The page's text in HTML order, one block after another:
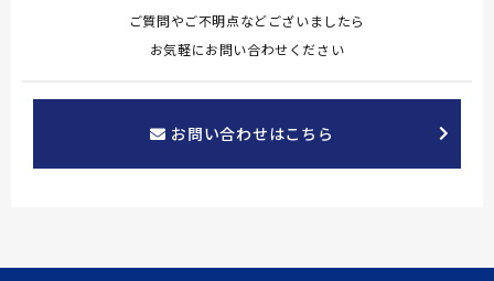
ご質問やご不明点などございましたら
お気軽にお問い合わせください
お問い合わせはこちら